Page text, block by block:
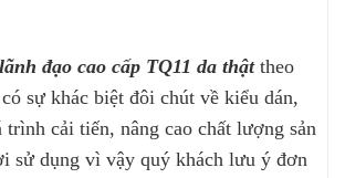
đạo cao cấp TQ11 da thật theo
sự khác biệt đôi chút về kiểu dán,
trình cải tiến, nâng cao chất lượng sản
sử dụng vì vậy quý khách lưu ý đơn